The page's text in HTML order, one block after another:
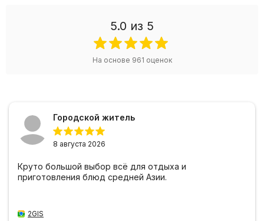
5.0 из 5
На основе 961 оценок
Городской житель
8 августа 2026
Круто большой выбор всё для отдыха и
приготовления блюд средней Азии.
2GIS